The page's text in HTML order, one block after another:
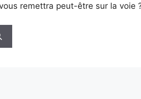
remettra peut-être sur la voie